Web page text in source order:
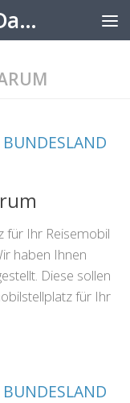
Wohnmobil Stellplatz Datenbank
für Ihr Reisemobil
haben Ihnen
Diese sollen
für Ihr